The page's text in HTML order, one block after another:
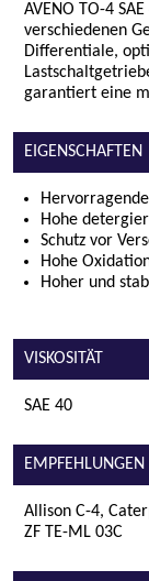
AVENO TO-4
verschiedenen
Differentiale,
garantiert eine
EIGENSCHAFTEN
Hohe
Schutz vor
Hohe
Hoher und
VISKOSITÄT
SAE 40
EMPFEHLUNGEN
Allison C-4,
ZF TE-ML 03C